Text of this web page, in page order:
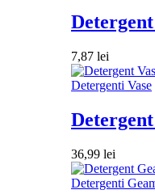
7,87 lei
Detergenti Vase
36,99 lei
Detergenti